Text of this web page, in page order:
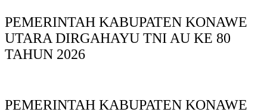
PEMERINTAH KABUPATEN KONAWE
UTARA DIRGAHAYU TNI AU KE 80
TAHUN 2026
PEMERINTAH KABUPATEN KONAWE